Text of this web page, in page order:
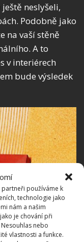
partneři používáme k
technologie jako
nám a našim
je chování při
nebo
vlastnosti a funkce.
neslyšeli,
Podobně jako
na vaší stěně
A to
v interiérech
bude výsledek